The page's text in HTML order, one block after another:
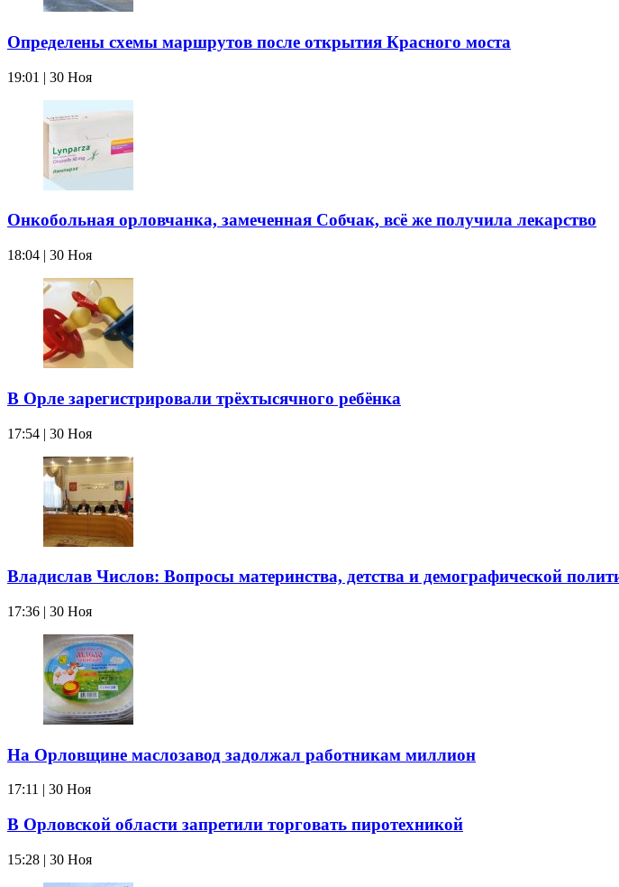
Определены схемы маршрутов после открытия Красного моста
19:01 | 30 Ноя
Онкобольная орловчанка, замеченная Собчак, всё же получила лекарство
18:04 | 30 Ноя
В Орле зарегистрировали трёхтысячного ребёнка
17:54 | 30 Ноя
Владислав Числов: Вопросы материнства, детства и демографической
17:36 | 30 Ноя
На Орловщине маслозавод задолжал работникам миллион
17:11 | 30 Ноя
В Орловской области запретили торговать пиротехникой
15:28 | 30 Ноя